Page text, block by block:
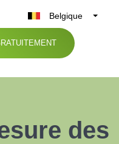
Belgique
België
Nederland
Españades